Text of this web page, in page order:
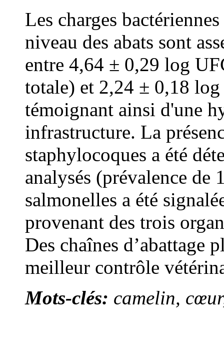
Les charges
niveau des abats sont
entre 4,64 ± 0,29 log
totale) et 2,24 ± 0,18
témoignant ainsi d'une
infrastructure. La
staphylocoques a été
analysés (prévalence de
salmonelles a été
provenant des trois
Des chaînes d’abattage
meilleur contrôle
Mots-clés: camelin,